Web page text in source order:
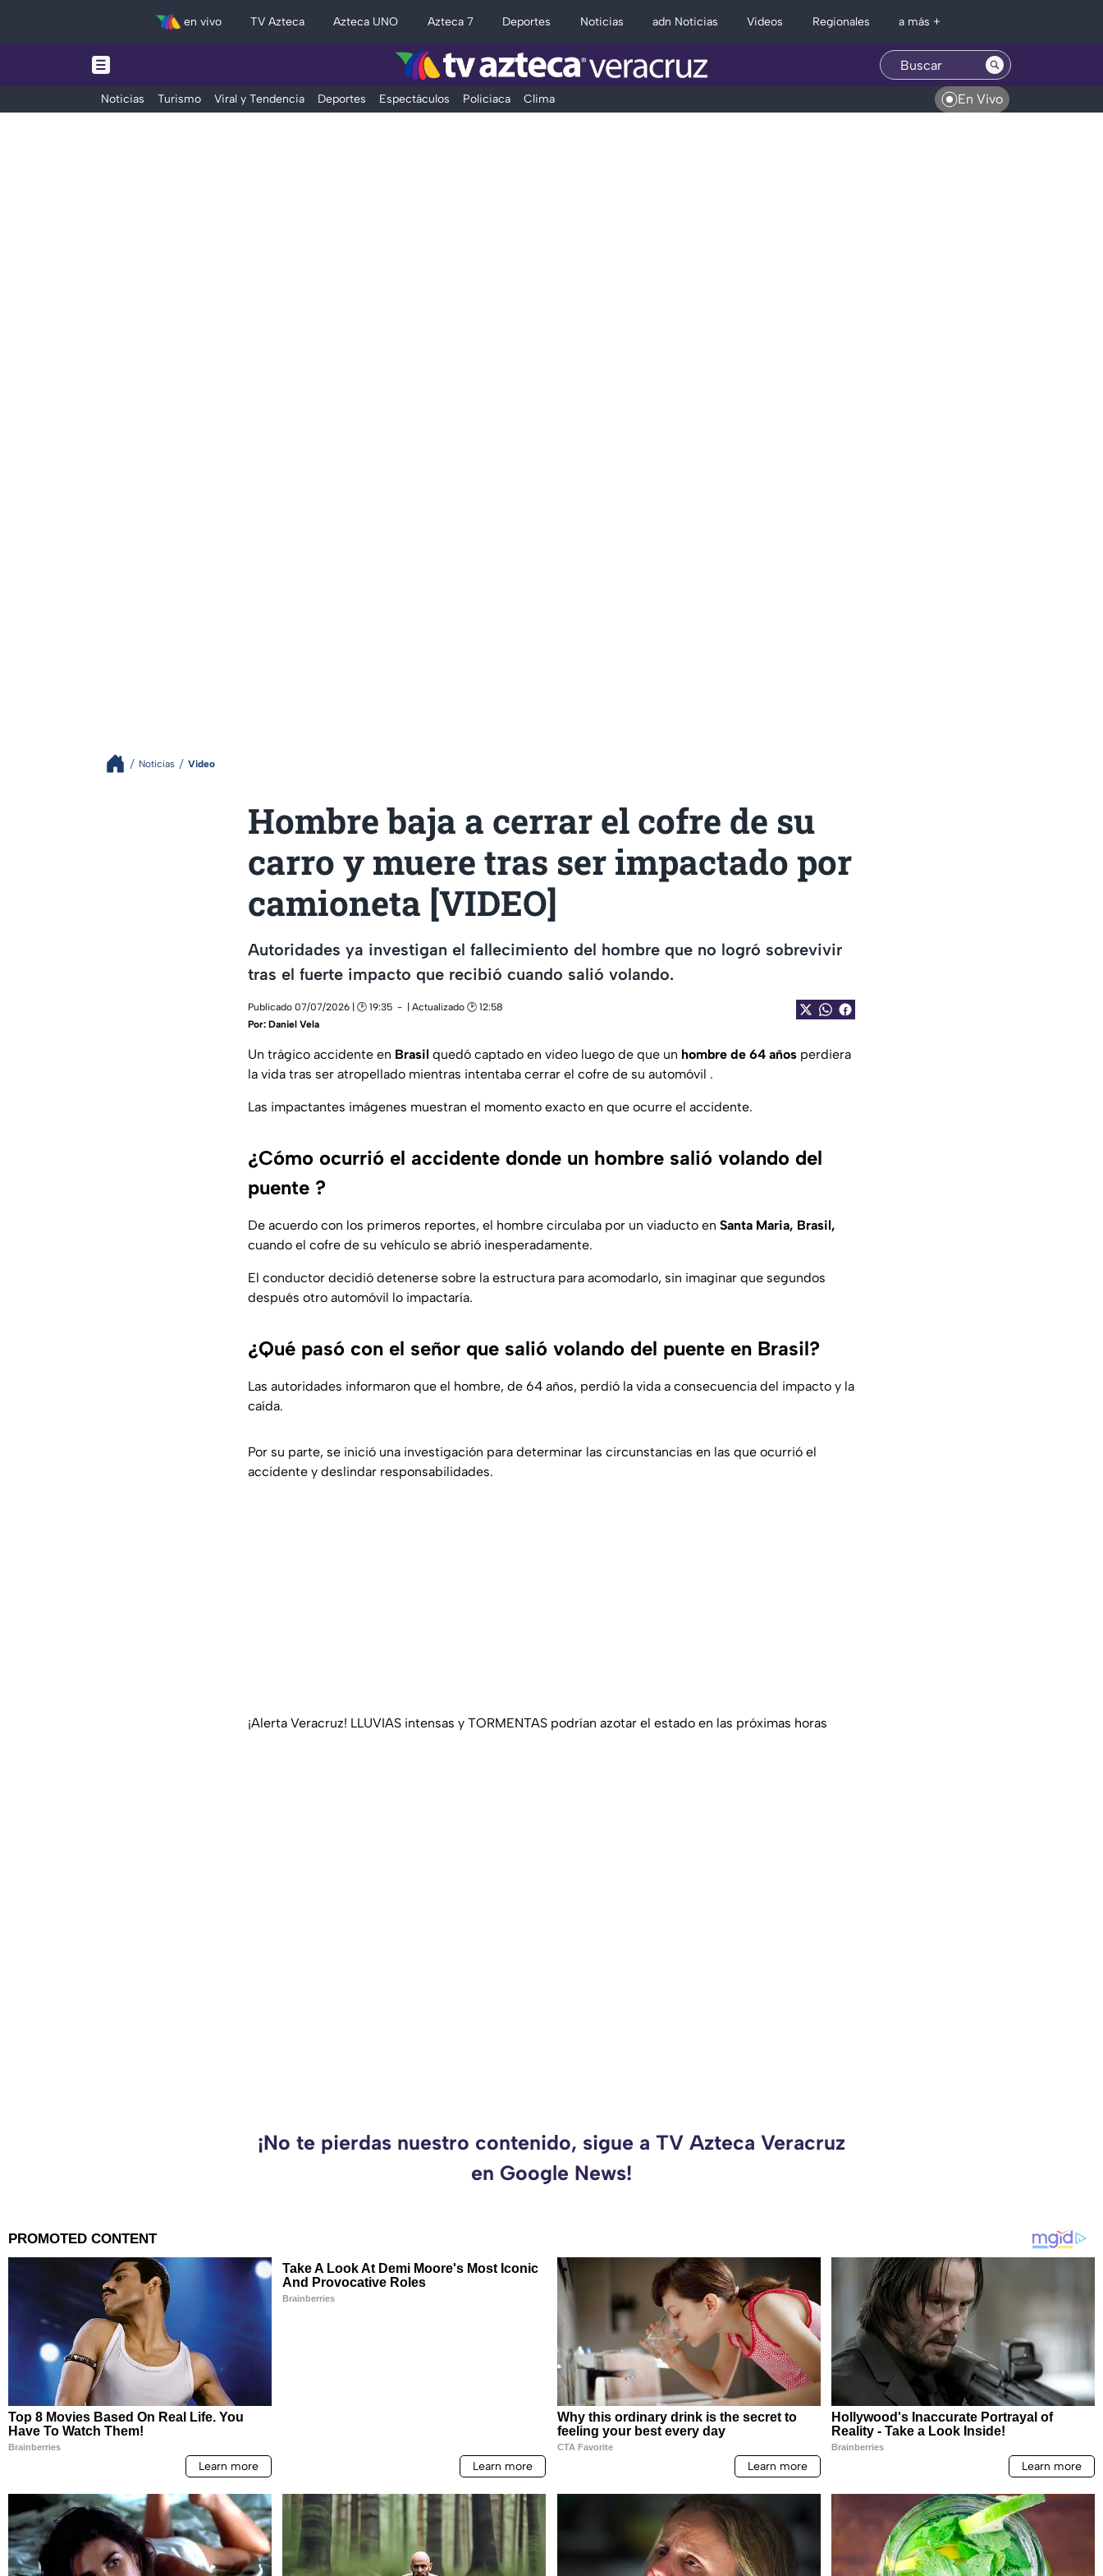
en vivo TV Azteca Azteca UNO Azteca 7 Deportes Noticias adn Noticias Videos Regionales a más +
Noticias Turismo Viral y Tendencia Deportes Espectáculos Policiaca Clima En Vivo
Noticias Video
Hombre baja a cerrar el cofre de su
carro y muere tras ser impactado por
camioneta [VIDEO]
Autoridades ya investigan el fallecimiento del hombre que no logró sobrevivir
tras el fuerte impacto que recibió cuando salió volando.
Publicado 07/07/2026 | 🕑 19:35
| Actualizado 🕑 12:58
Por: Daniel Vela
Un trágico accidente en Brasil quedó captado en video luego de que un hombre de 64 años perdiera
la vida tras ser atropellado mientras intentaba cerrar el cofre de su automóvil .
Las impactantes imágenes muestran el momento exacto en que ocurre el accidente.
¿Cómo ocurrió el accidente donde un hombre salió volando del
puente ?
De acuerdo con los primeros reportes, el hombre circulaba por un viaducto en Santa Maria, Brasil,
cuando el cofre de su vehículo se abrió inesperadamente.
El conductor decidió detenerse sobre la estructura para acomodarlo, sin imaginar que segundos
después otro automóvil lo impactaría.
¿Qué pasó con el señor que salió volando del puente en Brasil?
Las autoridades informaron que el hombre, de 64 años, perdió la vida a consecuencia del impacto y la
caída.
Por su parte, se inició una investigación para determinar las circunstancias en las que ocurrió el
accidente y deslindar responsabilidades.
¡Alerta Veracruz! LLUVIAS intensas y TORMENTAS podrían azotar el estado en las próximas horas
¡No te pierdas nuestro contenido, sigue a TV Azteca Veracruz
en Google News!